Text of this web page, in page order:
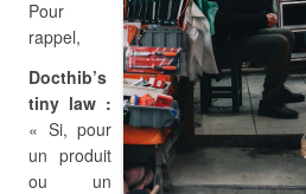
Pour
rappel,
Docthib’s
tiny law :
« Si, pour
un produit
ou un